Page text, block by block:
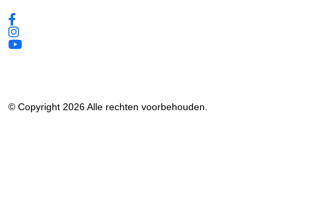
© Copyright 2026 Alle rechten voorbehouden.